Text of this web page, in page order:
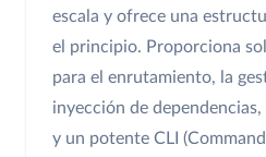
escala y ofrece una
el principio. Proporciona
para el enrutamiento, la
inyección de
y un potente CLI